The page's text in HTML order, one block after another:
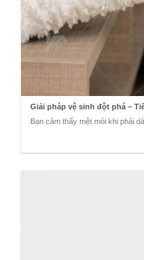
Giải pháp vệ sinh đột phá –
Bạn cảm thấy mệt mỏi khi phải